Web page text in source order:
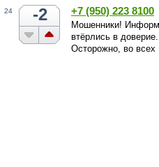
24 -2 +7 (950) 223 8100
Мошенники!
втёрлись в
Осторожно, во